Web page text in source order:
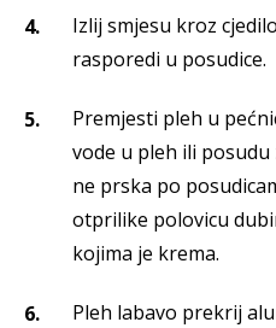
Izlij smjesu kroz
rasporedi u posudice.
Premjesti pleh u
vode u pleh ili posudu
ne prska po
otprilike polovicu
kojima je krema.
Pleh labavo prekrij